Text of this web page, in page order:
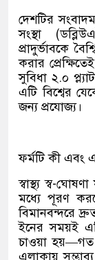
দেশটির
সংস্থা
প্রাদুর্ভাবকে
করার
সুবিধা ২.০
এটি বিশ্বের
জন্য প্রযোজ্য।
ফর্মটি কী এবং
স্বাস্থ্য স্ব-
মধ্যে পূরণ
বিমানবন্দরে
ইনের সময়ই
চাওয়া হয়—গত
এলাকায়